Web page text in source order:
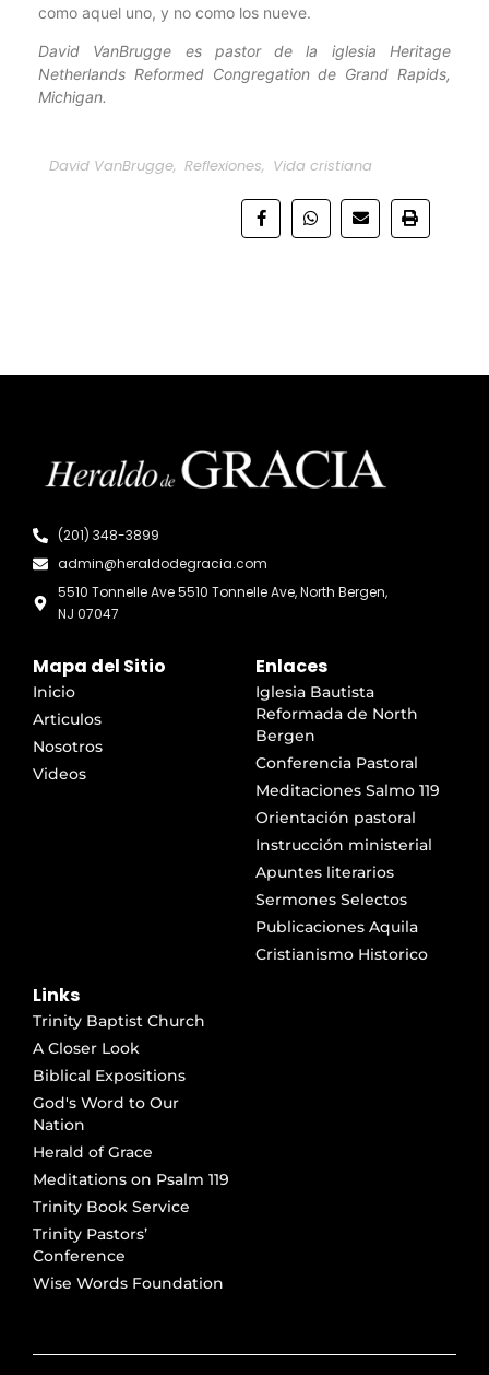
como aquel uno, y no como los nueve.
David VanBrugge es pastor de la iglesia Heritage
Netherlands Reformed Congregation de Grand Rapids,
Michigan.
David VanBrugge, Reflexiones, Vida cristiana
(201) 348-3899
admin@heraldodegracia.com
5510 Tonnelle Ave 5510 Tonnelle Ave, North Bergen,
NJ 07047
Mapa del Sitio
Inicio
Articulos
Nosotros
Videos
Enlaces
Iglesia Bautista
Reformada de North
Bergen
Conferencia Pastoral
Meditaciones Salmo 119
Orientación pastoral
Instrucción ministerial
Apuntes literarios
Sermones Selectos
Publicaciones Aquila
Cristianismo Historico
Links
Trinity Baptist Church
A Closer Look
Biblical Expositions
God's Word to Our
Nation
Herald of Grace
Meditations on Psalm 119
Trinity Book Service
Trinity Pastors’
Conference
Wise Words Foundation